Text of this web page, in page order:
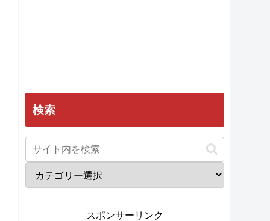
検索
スポンサーリンク